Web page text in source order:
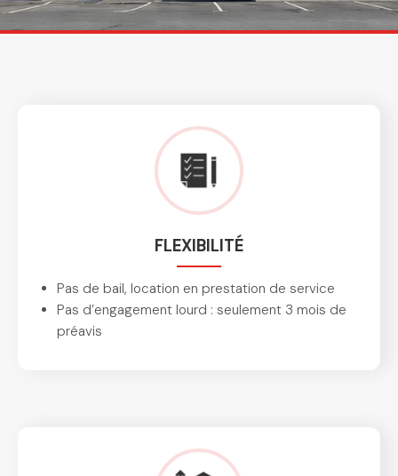
FLEXIBILITÉ
Pas de bail, location en prestation de service
Pas d’engagement lourd : seulement 3 mois de
préavis